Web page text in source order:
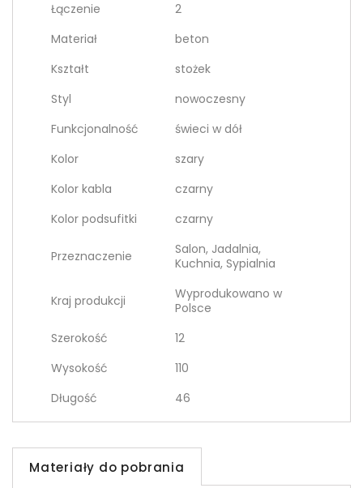
Łączenie
2
Materiał
beton
Kształt
stożek
Styl
nowoczesny
Funkcjonalność
świeci w dół
Kolor
szary
Kolor kabla
czarny
Kolor podsufitki
czarny
Przeznaczenie
Salon, Jadalnia,
Kuchnia, Sypialnia
Kraj produkcji
Wyprodukowano w
Polsce
Szerokość
12
Wysokość
110
Długość
46
Materiały do pobrania